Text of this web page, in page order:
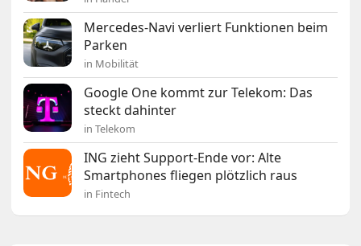
Mercedes-Navi verliert Funktionen beim
Parken
in Mobilität
Google One kommt zur Telekom: Das
steckt dahinter
in Telekom
ING zieht Support-Ende vor: Alte
Smartphones fliegen plötzlich raus
in Fintech